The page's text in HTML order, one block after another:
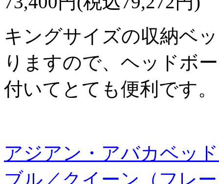
キングサイズの収納ベ
りますので、ヘッドボ
付いてとても便利です。
アジアン・アバカベッ
ブル／クイーン（フレ